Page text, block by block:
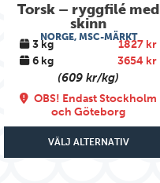
Torsk – ryggfilé med
skinn
NORGE, MSC-MÄRKT
3 kg
1827 kr
6 kg
3654 kr
(609 kr/kg)
OBS! Endast Stockholm
och Göteborg
VÄLJ ALTERNATIV